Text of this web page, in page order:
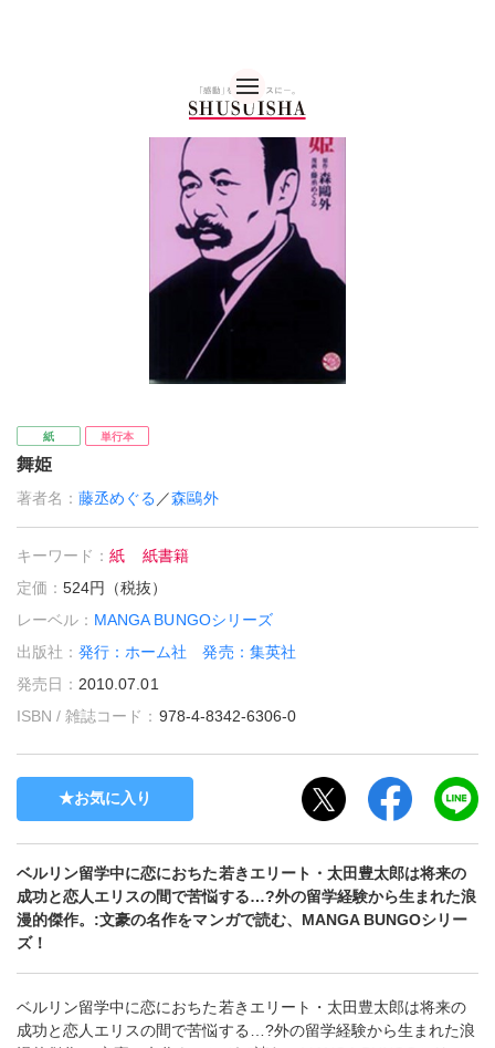
紙 単行本
舞姫
著者名：藤丞めぐる ／森鷗外
キーワード：紙
紙書籍
定価：524円（税抜）
レーベル： MANGA BUNGOシリーズ
出版社：発行：ホーム社 発売：集英社
発売日： 2010.07.01
ISBN / 雑誌コード： 978-4-8342-6306-0
お気に入り
ベルリン留学中に恋におちた若きエリート・太田豊太郎は将来の
成功と恋人エリスの間で苦悩する…?外の留学経験から生まれた浪
漫的傑作。:文豪の名作をマンガで読む、MANGA BUNGOシリー
ズ！
ベルリン留学中に恋におちた若きエリート・太田豊太郎は将来の
成功と恋人エリスの間で苦悩する…?外の留学経験から生まれた浪